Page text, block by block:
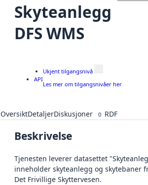
Skyteanlegg
DFS WMS
API
Ukjent tilgangsnivå
Les mer om tilgangsnivåer her
OversiktDetaljerDiskusjoner 0 RDF
Beskrivelse
Tjenesten leverer datasettet
inneholder skyteanlegg og skytebaner
Det Frivillige Skyttervesen.